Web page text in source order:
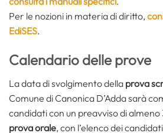
Per le nozioni in materia di diritto,
EdiSES.
Calendario delle prove
La data di svolgimento della prova
Comune di Canonica D’Adda sarà
candidati con un preavviso di
prova orale, con l’elenco dei